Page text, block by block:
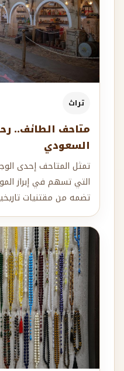
تراث
متاحف الطائف..
السعودي
تمثل المتاحف إحدى
التي تسهم في إبراز
تضمه من مقتنيات